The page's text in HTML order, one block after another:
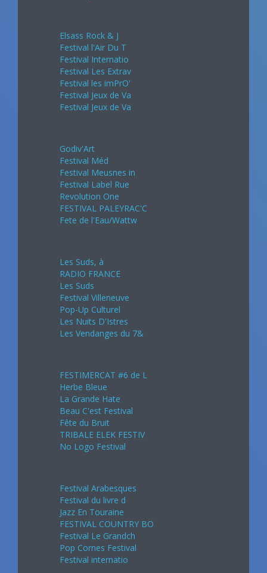
Elsass Rock & J
Festival l'Air Du T
Festival Internatio
Festival Les Extrav
Festival les imPrO'
Festival Jeux de Va
Festival Jeux de Va
Godiv'Art
Festival Méd
Festival Meusnes in
Festival Label Rue
Revolution One
FESTIVAL PALEYRAC'C
Fete de l'Eau/Wattw
Les Suds, à
RADIO FRANCE
Les Suds
Festival Villeneuve
Pop-Up Culturel
Les Nuits D'Istres
Les Vendanges du 7&
FESTIMERCAT #6 de L
Herbe Bleue
La Grande Hate
Beau C'est Festival
Fête du Bruit
TRIBALE ELEK FESTIV
No Logo Festival
Festival Arabesques
Festival du livre d
Jazz En Touraine
FESTIVAL COUNTRY BO
Festival Le Grandch
Pop Cornes Festival
Festival internatio